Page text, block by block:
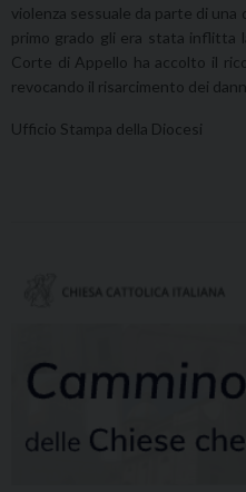
violenza sessuale da parte di
primo grado gli era stata inflitta
Corte di Appello ha accolto il
revocando il risarcimento dei
Ufficio Stampa della Diocesi